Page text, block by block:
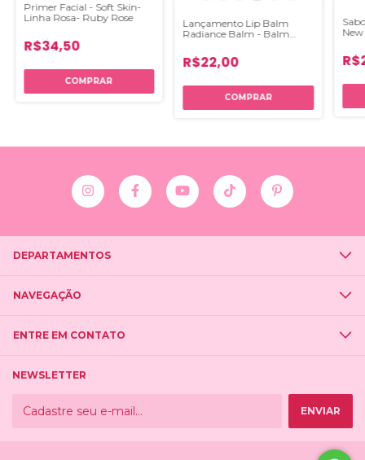
Primer Facial - Soft Skin-
Linha Rosa- Ruby Rose
R$34,50
Lançamento Lip Balm
Radiance Balm - Balm
Rose
R$22,00
COMPRAR
DEPARTAMENTOS
NAVEGAÇÃO
ENTRE EM CONTATO
NEWSLETTER